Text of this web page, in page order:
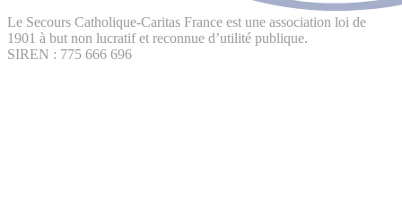
Le Secours Catholique-Caritas France est une association loi de
1901 à but non lucratif et reconnue d’utilité publique.
SIREN : 775 666 696